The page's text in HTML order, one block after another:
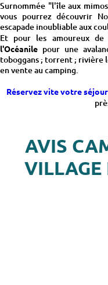
Surnommée "l'île aux
vous pourrez découvrir
escapade inoubliable aux
Et pour les amoureux de
l'Océanile pour une
toboggans ; torrent ; rivière
en vente au camping.
Réservez vite votre
AVIS
VILLAGE